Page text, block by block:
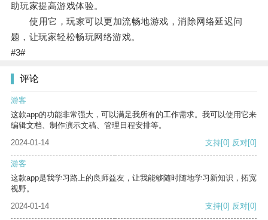
助玩家提高游戏体验。
使用它，玩家可以更加流畅地游戏，消除网络延迟问
题，让玩家轻松畅玩网络游戏。
#3#
评论
游客
这款app的功能非常强大，可以满足我所有的工作需求。我可以使用它来
编辑文档、制作演示文稿、管理日程安排等。
2024-01-14
支持[0] 反对[0]
游客
这款app是我学习路上的良师益友，让我能够随时随地学习新知识，拓宽
视野。
2024-01-14
支持[0] 反对[0]